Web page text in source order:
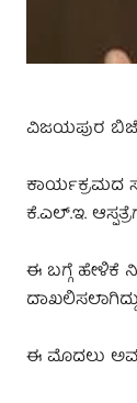
ವಿಜಯಪುರ
ಕಾರ್ಯಕ್ರಮದ
ಕೆ.ಎಲ್.ಇ.
ಈ ಬಗ್ಗೆ ಹೇಳಿಕೆ
ಈ ಮೊದಲು